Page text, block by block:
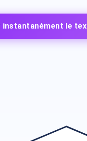
instantanément le